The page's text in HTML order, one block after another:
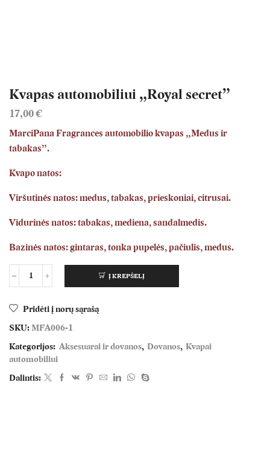
Kvapas automobiliui „Royal secret”
17,00€
MarciPana Fragrances automobilio kvapas „Medus ir
tabakas”.
Kvapo natos:
Viršutinės natos: medus, tabakas, prieskoniai, citrusai.
Vidurinės natos: tabakas, mediena, sandalmedis.
Bazinės natos: gintaras, tonka pupelės, pačiulis, medus.
Į KREPŠELĮ
Pridėti į norų sąrašą
SKU: MFA006-1
Kategorijos: Aksesuarai ir dovanos, Dovanos, Kvapai
automobiliui
Dalintis: